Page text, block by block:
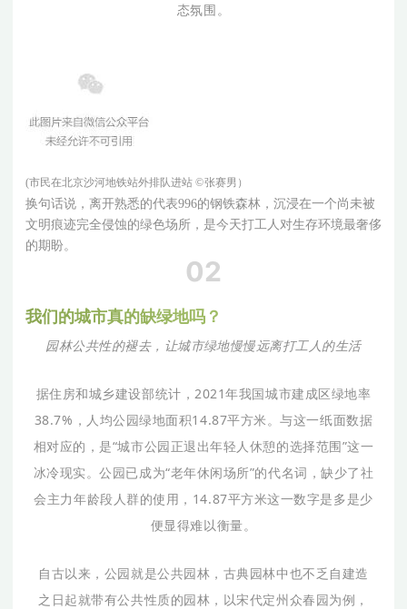
态氛围。
(市民在北京沙河地铁站外排队进站 ©张赛男）
换句话说，离开熟悉的代表996的钢铁森林，沉浸在一个尚未被
文明痕迹完全侵蚀的绿色场所，是今天打工人对生存环境最奢侈
的期盼。
02
我们的城市真的缺绿地吗 ？
园林公共性的褪去，让城市绿地慢慢远离打工人的生活
据住房和城乡建设部统计，2021年我国城市建成区绿地率
38.7%，人均公园绿地面积14.87平方米。与这一纸面数据
相对应的，是“城市公园正退出年轻人休憩的选择范围”这一
冰冷现实。公园已成为“老年休闲场所”的代名词，缺少了社
会主力年龄段人群的使用，14.87平方米这一数字是多是少
便显得难以衡量。
自古以来，公园就是公共园林，古典园林中也不乏自建造
之日起就带有公共性质的园林，以宋代定州众春园为例，